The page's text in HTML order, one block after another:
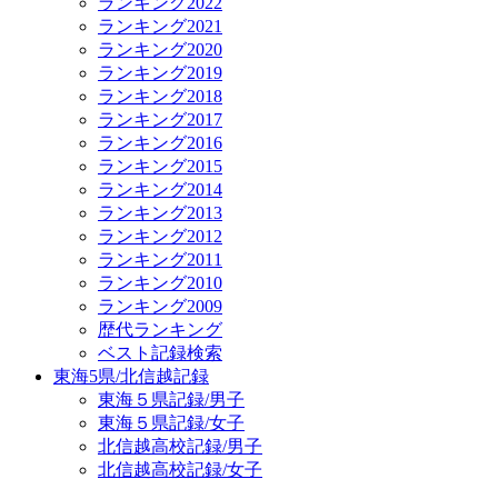
ランキング2021
ランキング2020
ランキング2019
ランキング2018
ランキング2017
ランキング2016
ランキング2015
ランキング2014
ランキング2013
ランキング2012
ランキング2011
ランキング2010
ランキング2009
歴代ランキング
ベスト記録検索
東海5県/北信越記録
東海５県記録/男子
東海５県記録/女子
北信越高校記録/男子
北信越高校記録/女子